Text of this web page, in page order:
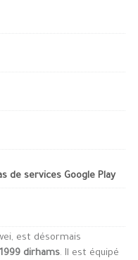
de services Google Play
est désormais
dirhams. Il est équipé